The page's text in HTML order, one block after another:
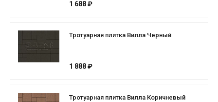
1 688 ₽
Тротуарная плитка Вилла Черный
1 888 ₽
Тротуарная плитка Вилла Коричневый